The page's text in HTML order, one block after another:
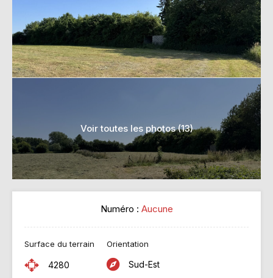
Voir toutes les photos (13)
Numéro : Aucune
Surface du terrain
4280
Orientation
Sud-Est